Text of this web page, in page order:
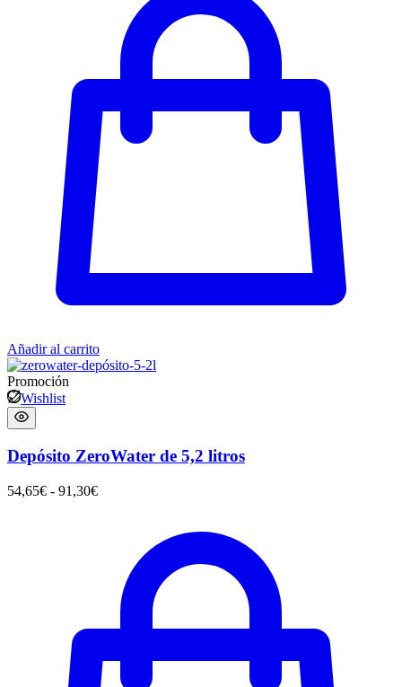
Añadir al carrito
Promoción
Wishlist
Depósito ZeroWater de 5,2 litros
54,65€ - 91,30€